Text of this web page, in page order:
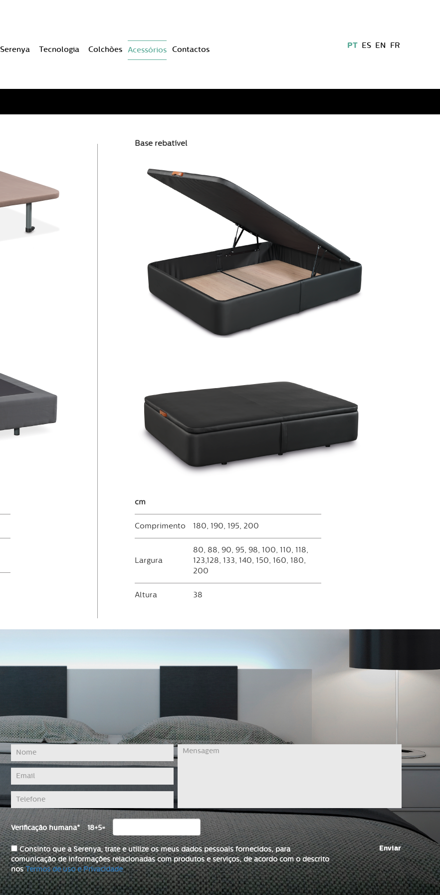
Serenya Tecnologia Colchões Acessórios Contactos PT ES EN FR
Base rebatível
cm
Comprimento 180, 190, 195, 200
Largura
80, 88, 90, 95, 98, 100, 110, 118,
123,128, 133, 140, 150, 160, 180,
200
Altura 38
Verificação humana* 18+5=
Consinto que a Serenya, trate e utilize os meus dados pessoais fornecidos, para
comunicação de informações relacionadas com produtos e serviços, de acordo com o descrito
nosTermos de uso e Privacidade
Enviar